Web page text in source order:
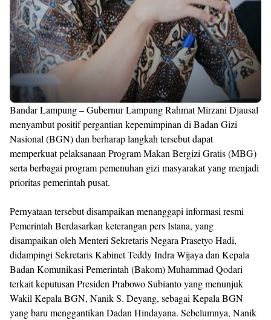
Bandar Lampung – Gubernur Lampung Rahmat Mirzani Djausal
menyambut positif pergantian kepemimpinan di Badan Gizi
Nasional (BGN) dan berharap langkah tersebut dapat
memperkuat pelaksanaan Program Makan Bergizi Gratis (MBG)
serta berbagai program pemenuhan gizi masyarakat yang menjadi
prioritas pemerintah pusat.
Pernyataan tersebut disampaikan menanggapi informasi resmi
Pemerintah Berdasarkan keterangan pers Istana, yang
disampaikan oleh Menteri Sekretaris Negara Prasetyo Hadi,
didampingi Sekretaris Kabinet Teddy Indra Wijaya dan Kepala
Badan Komunikasi Pemerintah (Bakom) Muhammad Qodari
terkait keputusan Presiden Prabowo Subianto yang menunjuk
Wakil Kepala BGN, Nanik S. Deyang, sebagai Kepala BGN
yang baru menggantikan Dadan Hindayana. Sebelumnya, Nanik